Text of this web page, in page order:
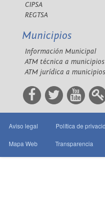
CIPSA
REGTSA
Municipios
Información Municipal
ATM técnica a municipios
ATM jurídica a municipios
Aviso legal Política de
Mapa Web Transparencia